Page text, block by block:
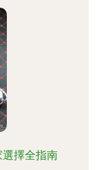
擇全指南